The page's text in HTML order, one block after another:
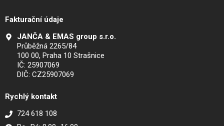
Fakturační údaje
JANČA & EMAS group s.r.o.
Průběžná 2265/84
100 00, Praha 10 Strašnice
IČ: 25907069
DIČ: CZ25907069
Rychlý kontakt
724 618 108